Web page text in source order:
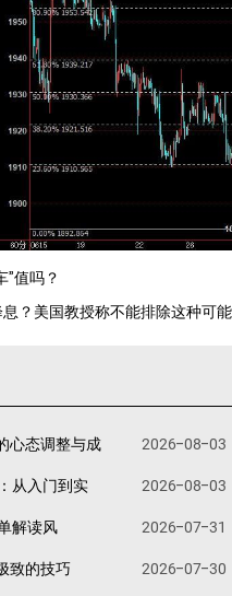
值吗？
？美国教授称不能排除这种可
心态调整与成 2026-08-03
从入门到实
2026-08-03
解读风
2026-07-31
致的技巧
2026-07-30